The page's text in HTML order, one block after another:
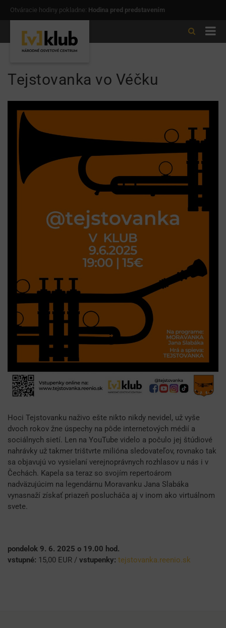
Otváracie hodiny pokladne: Hodina pred predstavením
Tejstovanka vo Véčku
Hoci Tejstovanku naživo ešte nikto nikdy nevidel, už vyše
dvoch rokov žne úspechy na pôde internetových médií a
sociálnych sietí. Len na YouTube videlo a počulo jej štúdiové
nahrávky už takmer trištvrte milióna sledovateľov, rovnako tak
sa objavujú vo vysielaní verejnoprávnych rozhlasov u nás i v
Čechách. Kapela sa teraz so svojím repertoárom
nadväzujúcim na legendárnu Moravanku Jana Slabáka
vynasnaží získať priazeň poslucháča aj v inom ako virtuálnom
svete.
pondelok 9. 6. 2025 o 19.00 hod.
vstupné: 15,00 EUR / vstupenky: tejstovanka.reenio.sk